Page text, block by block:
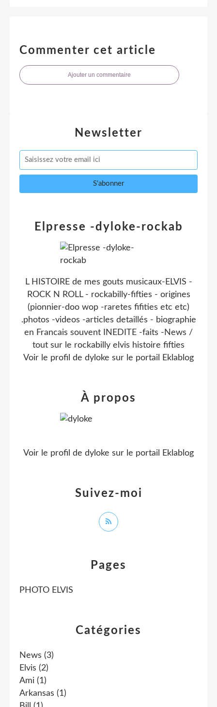
Commenter cet article
Ajouter un commentaire
Newsletter
Catégories
News (3)
Elvis (2)
Ami (1)
Arkansas (1)
Pages
PHOTO ELVIS
Elpresse -dyloke-rockab
L HISTOIRE de mes gouts musicaux-ELVIS -
ROCK N ROLL - rockabilly-fifties - origines
(pionnier-doo wop -raretes fifities etc etc)
.photos -videos -articles detaillés - biographie
en Francais souvent INEDITE -faits -News /
tout sur le rockabilly elvis histoire fifties
Voir le profil de dyloke sur le portail Eklablog
Suivez-moi
À propos
Voir le profil de dyloke sur le portail Eklablog